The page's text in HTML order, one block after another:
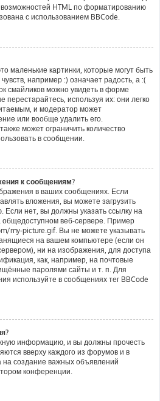
HTML по форматированию
с использованием BBCode.
маленькие картинки, которые могут быть
например :) означает радость, а :(
смайликов можно увидеть в форме
перестарайтесь, используя их: они легко
и модератор может
или вообще удалить его.
может ограничить количество
в сообщении.
к сообщениям?
в ваших сообщениях. Если
вложения, вы можете загрузить
нет, вы должны указать ссылку на
веб-сервере. Пример
my-picture.gif. Вы не можете указывать
на вашем компьютере (если он
ни на изображения, для доступа
как, например, на почтовые
паролями сайты и т. п. Для
используйте в сообщениях тег BBCode
информацию, и вы должны прочесть
вверху каждого из форумов и в
создание важных объявлений
конференции.